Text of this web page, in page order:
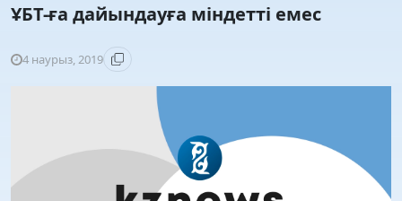
ҰБТ-ға дайындауға міндетті емес
4 наурыз, 2019